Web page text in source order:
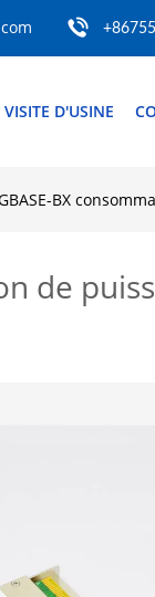
VISITE D'USINE
BX
de